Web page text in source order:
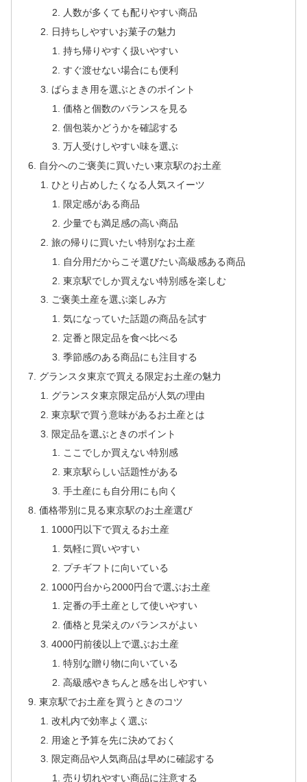
人数が多くても配りやすい商品
日持ちしやすいお菓子の魅力
持ち帰りやすく扱いやすい
すぐ渡せない場合にも便利
ばらまき用を選ぶときのポイント
価格と個数のバランスを見る
個包装かどうかを確認する
万人受けしやすい味を選ぶ
自分へのご褒美に買いたい東京駅のお土産
ひとり占めしたくなる人気スイーツ
限定感がある商品
少量でも満足感の高い商品
旅の帰りに買いたい特別なお土産
自分用だからこそ選びたい高級感ある商品
東京駅でしか買えない特別感を楽しむ
ご褒美土産を選ぶ楽しみ方
気になっていた話題の商品を試す
定番と限定品を食べ比べる
季節感のある商品にも注目する
グランスタ東京で買える限定お土産の魅力
グランスタ東京限定品が人気の理由
東京駅で買う意味があるお土産とは
限定品を選ぶときのポイント
ここでしか買えない特別感
東京駅らしい話題性がある
手土産にも自分用にも向く
価格帯別に見る東京駅のお土産選び
1000円以下で買えるお土産
気軽に買いやすい
プチギフトに向いている
1000円台から2000円台で選ぶお土産
定番の手土産として使いやすい
価格と見栄えのバランスがよい
4000円前後以上で選ぶお土産
特別な贈り物に向いている
高級感やきちんと感を出しやすい
東京駅でお土産を買うときのコツ
改札内で効率よく選ぶ
用途と予算を先に決めておく
限定商品や人気商品は早めに確認する
売り切れやすい商品に注意する